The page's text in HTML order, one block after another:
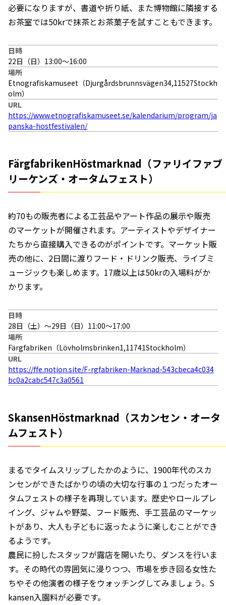
必要になりますが、書道や折り紙、また博物館に隣接する
お茶室では50krで抹茶とお茶菓子を試すこともできます。
日時
22日（日）13:00〜16:00
場所
Etnografiskamuseet（Djurgårdsbrunnsvägen34,11527Stockh
olm）
URL
https://www.etnografiskamuseet.se/kalendarium/program/ja
panska-hostfestivalen/
FärgfabrikenHöstmarknad（ファリイファブ
リーケンズ・オータムフェスト）
約70もの販売者による工芸品やアート作品の展示や販売
のマーケットが開催されます。アーティストやデザイナー
たちから直接購入できるのがポイントです。マーケット販
売の他に、2日間に渡りフード・ドリンク販売、ライブミ
ュージックも楽しめます。17歳以上は50krの入場料がか
かります。
日時
28日（土）〜29日（日）11:00〜17:00
場所
Färgfabriken（Lövholmsbrinken1,11741Stockholm）
URL
https://ffe.notion.site/F-rgfabriken-Marknad-543cbeca4c034
bc0a2cabc547c3a0561
SkansenHöstmarknad（スカンセン・オータ
ムフェスト）
まるでタイムスリップしたかのように、1900年代のスカ
ンセンができたばかりの頃の大切な行事の１つだったオー
タムフェストの様子を再現しています。歴史やロールプレ
イング、ジャムや野菜、フード販売、手工芸品のマーケッ
トがあり、大人も子どもに返ったように楽しむことができ
るようです。
農民に扮したスタッフが露店を開いたり、ダンスを行いま
す。その時代の雰囲気に浸りつつ、市場を歩き回る女性た
ちやその他演者の様子をウォッチングしてみましょう。S
kansen入園料が必要です。